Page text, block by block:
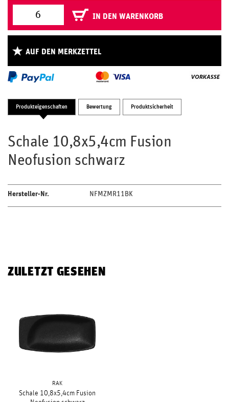
IN DEN WARENKORB
AUF DEN MERKZETTEL
Produkteigenschaften Bewertung Produktsicherheit
Schale 10,8x5,4cm Fusion
Neofusion schwarz
Hersteller-Nr. NFMZMR11BK
ZULETZT GESEHEN
RAK
Schale 10,8x5,4cm Fusion